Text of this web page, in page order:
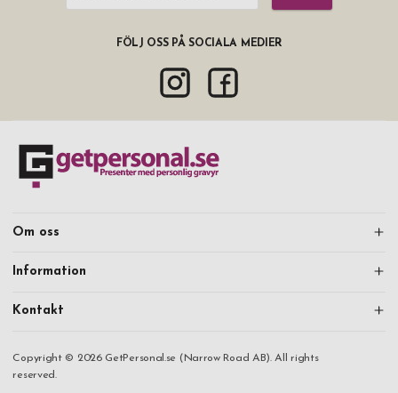
FÖLJ OSS PÅ SOCIALA MEDIER
Om oss
Information
Kontakt
Copyright © 2026 GetPersonal.se (Narrow Road AB). All rights
reserved.